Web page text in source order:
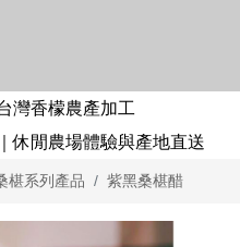
灣香檬農產加工
休閒農場體驗與產地直送
椹系列產品 紫黑桑椹醋